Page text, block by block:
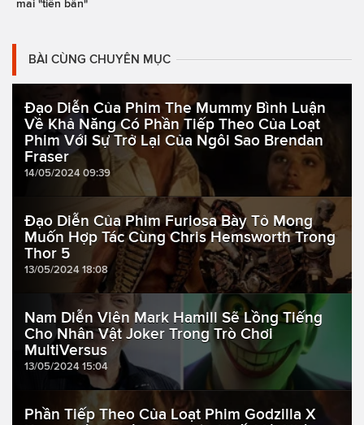
mai "tiền bẩn"
BÀI CÙNG CHUYÊN MỤC
Đạo Diễn Của Phim The Mummy Bình Luận
Về Khả Năng Có Phần Tiếp Theo Của Loạt
Phim Với Sự Trở Lại Của Ngôi Sao Brendan
Fraser
14/05/2024 09:39
Đạo Diễn Của Phim Furiosa Bày Tỏ Mong
Muốn Hợp Tác Cùng Chris Hemsworth Trong
Thor 5
13/05/2024 18:08
Nam Diễn Viên Mark Hamill Sẽ Lồng Tiếng
Cho Nhân Vật Joker Trong Trò Chơi
MultiVersus
13/05/2024 15:04
Phần Tiếp Theo Của Loạt Phim Godzilla X